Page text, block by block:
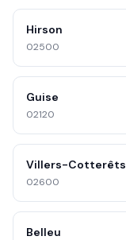
Hirson
02500
Guise
02120
Villers-Cotterêts
02600
Belleu